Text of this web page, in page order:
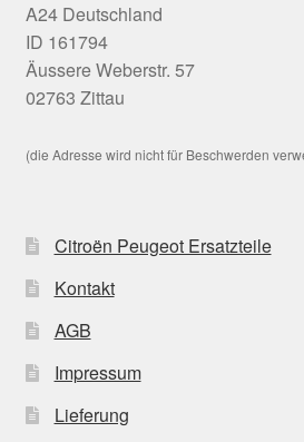
A24 Deutschland
ID 161794
Äussere Weberstr. 57
02763 Zittau
(die Adresse wird nicht für Beschwerden
Citroën Peugeot Ersatzteile
Kontakt
AGB
Impressum
Lieferung